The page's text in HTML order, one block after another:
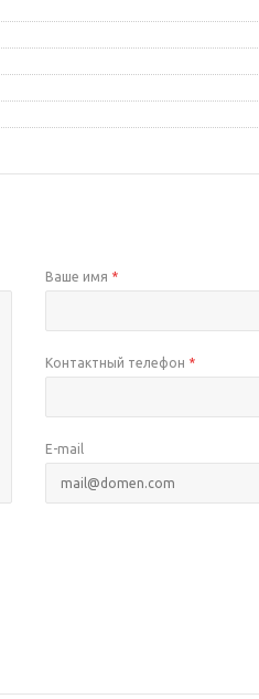
Ваше имя *
Контактный телефон *
E-mail